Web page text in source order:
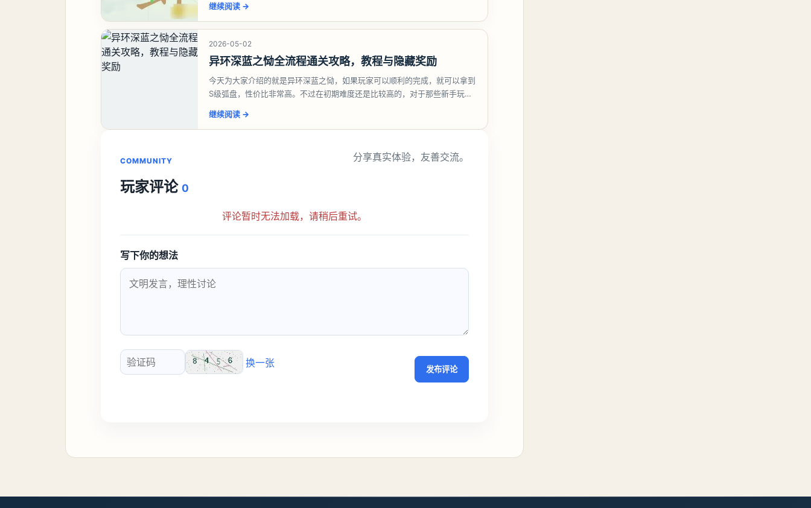
继续阅读 →
2026-05-02
异环深蓝之恸全流程通关攻略，教程与隐藏奖励
今天为大家介绍的就是异环深蓝之恸，如果玩家可以顺利的完成，就可以拿到
S级弧盘，性价比非常高。不过在初期难度还是比较高的，对于那些新手玩家
继续阅读 →
COMMUNITY
玩家评论 0
分享真实体验，友善交流。
评论暂时无法加载，请稍后重试。
写下你的想法
验证码
换一张
发布评论